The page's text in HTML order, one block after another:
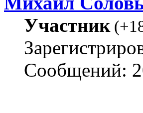
Участник(
Сообщений: